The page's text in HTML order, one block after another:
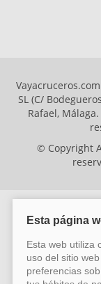
SL (C/
Rafael,
© Copyright
ACCION VIAJES SL
Regional (FEDER),